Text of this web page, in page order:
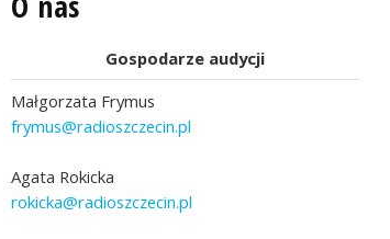
Gospodarze audycji
Małgorzata Frymus
frymus@radioszczecin.pl
Agata Rokicka
rokicka@radioszczecin.pl